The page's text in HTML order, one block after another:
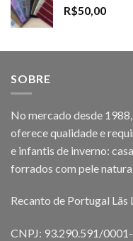
R$50,00
SOBRE
No mercado desde
oferece qualidade e
e infantis de inverno:
forrados com pele
Recanto de Portugal Lãs
CNPJ: 93.290.591/